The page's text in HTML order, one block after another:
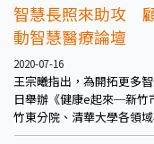
智慧長照來助攻
動智慧醫療論壇
2020-07-16
王宗曦指出，為開拓更多
日舉辦《健康e起來─新竹
竹東分院、清華大學各領
同時也期望與捷格科技等